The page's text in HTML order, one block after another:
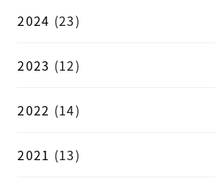
2024 (23)
2023 (12)
2022 (14)
2021 (13)